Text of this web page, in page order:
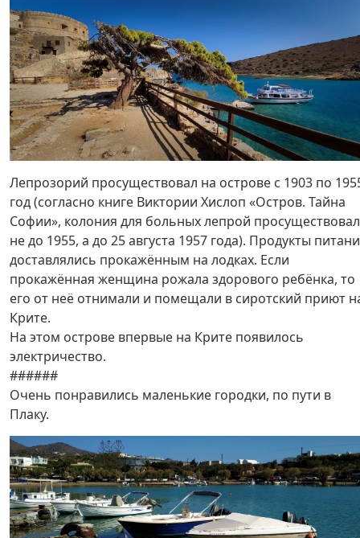
Лепрозорий просуществовал на острове с 1903 по
год (согласно книге Виктории Хислоп «Остров. Тайна
Софии», колония для больных лепрой
не до 1955, а до 25 августа 1957 года). Продукты
доставлялись прокажённым на лодках. Если
прокажённая женщина рожала здорового ребёнка, то
его от неё отнимали и помещали в сиротский приют
Крите.
На этом острове впервые на Крите появилось
электричество.
######
Очень понравились маленькие городки, по пути в
Плаку.